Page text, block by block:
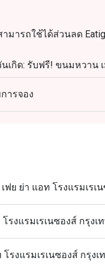
ารถใช้ได้ส่วนลด
เกิด: รับฟรี! ขนมหวาน
าอย่างน้อย 24 ชั่วโมง
นไปตามฤดูกาลและวัต
พื่อรับสิทธิ์
ารจอง
ย ย่า แอท โรงแรมเรเ
รงแรมเรเนซองส์ กรุงเ
รงแรมเรเนซองส์ กรุง